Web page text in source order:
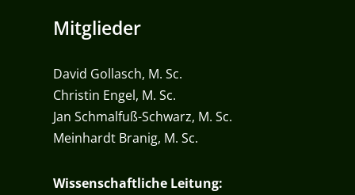
Mitglieder
David Gollasch, M. Sc.
Christin Engel, M. Sc.
Jan Schmalfuß-Schwarz, M. Sc.
Meinhardt Branig, M. Sc.
Wissenschaftliche Leitung: